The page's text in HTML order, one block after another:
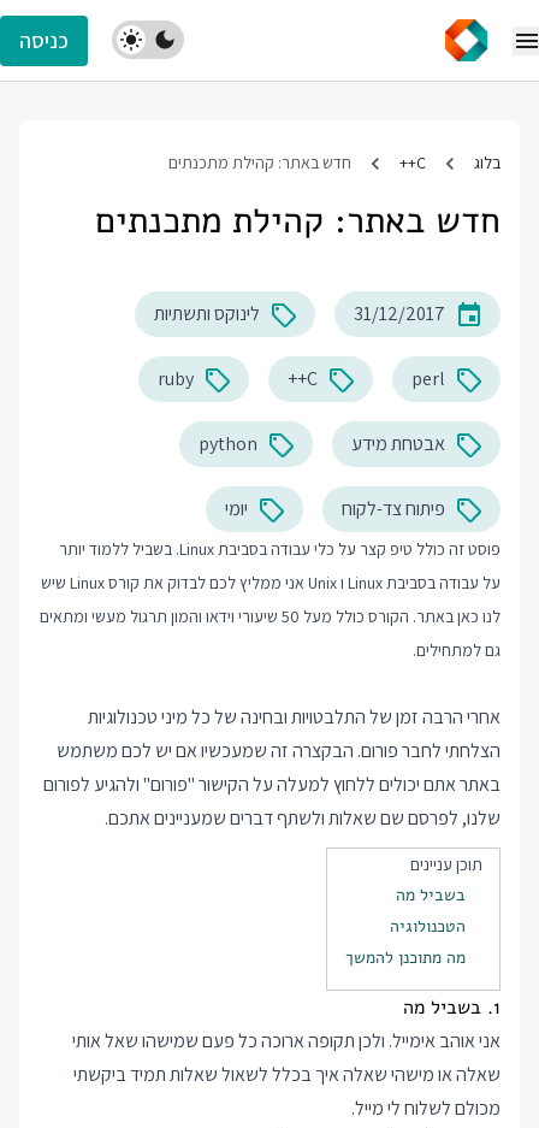
כניסה
בלוג C++ חדש באתר: קהילת מתכנתים
חדש באתר: קהילת מתכנתים
31/12/2017 לינוקס ותשתיות
perl
C++
ruby
אבטחת מידע python
פיתוח צד-לקוח יומי
פוסט זה כולל טיפ קצר על כלי עבודה בסביבת Linux. בשביל ללמוד יותר
על עבודה בסביבת Linux ו Unix אני ממליץ לכם לבדוק את
קורס Linux
שיש
לנו כאן באתר. הקורס כולל מעל 50 שיעורי וידאו והמון תרגול מעשי ומתאים
גם למתחילים.
אחרי הרבה זמן של התלבטויות ובחינה של כל מיני טכנולוגיות
הצלחתי לחברפורום. הבקצרה זה שמעכשיו אם יש לכם משתמש
באתר אתם יכולים ללחוץ למעלה על הקישור "פורום" ולהגיע לפורום
שלנו, לפרסם שם שאלות ולשתף דברים שמעניינים אתכם.
תוכן עניינים
בשביל מה
הטכנולוגיה
מה מתוכנן להמשך
1. בשביל מה
אני אוהב אימייל. ולכן תקופה ארוכה כל פעם שמישהו שאל אותי
שאלה או מישהי שאלה איך בכלל לשאול שאלות תמיד ביקשתי
מכולם לשלוח לי מייל.